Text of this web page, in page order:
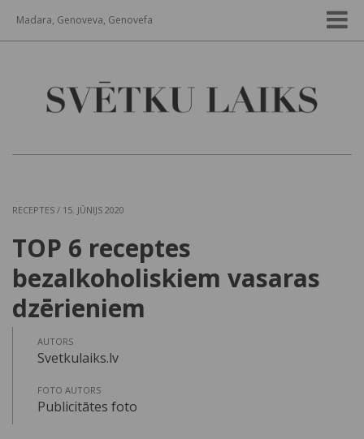
Madara, Genoveva, Genovefa
RECEPTES / 15. JŪNIJS 2020
TOP 6 receptes
bezalkoholiskiem vasaras
dzērieniem
AUTORS
Svetkulaiks.lv
FOTO AUTORS
Publicitātes foto